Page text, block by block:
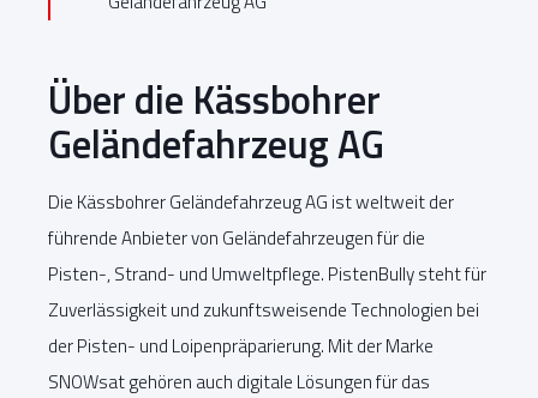
Über die Kässbohrer
Geländefahrzeug AG
Die Kässbohrer Geländefahrzeug AG ist weltweit der
führende Anbieter von Geländefahrzeugen für die
Pisten-, Strand- und Umweltpflege. PistenBully steht für
Zuverlässigkeit und zukunftsweisende Technologien bei
der Pisten- und Loipenpräparierung. Mit der Marke
SNOWsat gehören auch digitale Lösungen für das